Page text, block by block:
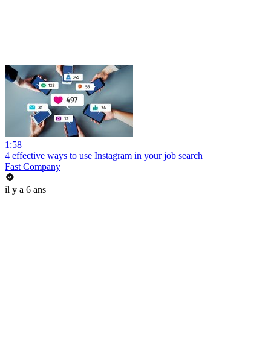
1:58
4 effective ways to use Instagram in your job search
Fast Company
il y a 6 ans